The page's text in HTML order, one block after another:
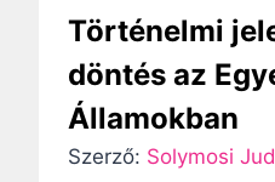
F
e
n
d
g
K
r
Történelmi
döntés az
Államokban
Szerző: Solymosi